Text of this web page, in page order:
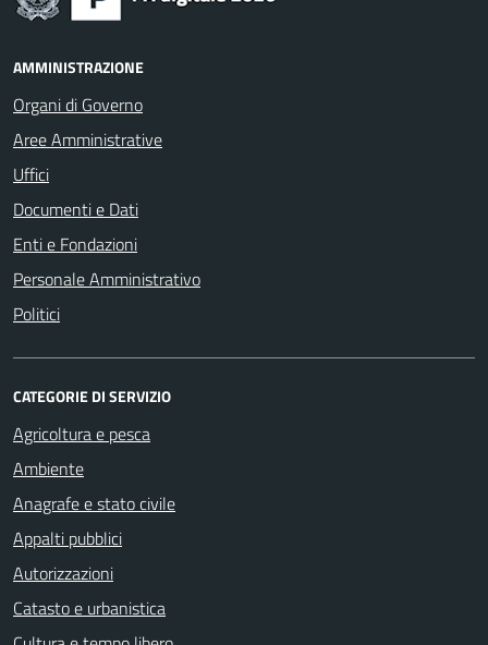
AMMINISTRAZIONE
Organi di Governo
Aree Amministrative
Uffici
Documenti e Dati
Enti e Fondazioni
Personale Amministrativo
Politici
CATEGORIE DI SERVIZIO
Agricoltura e pesca
Ambiente
Anagrafe e stato civile
Appalti pubblici
Autorizzazioni
Catasto e urbanistica